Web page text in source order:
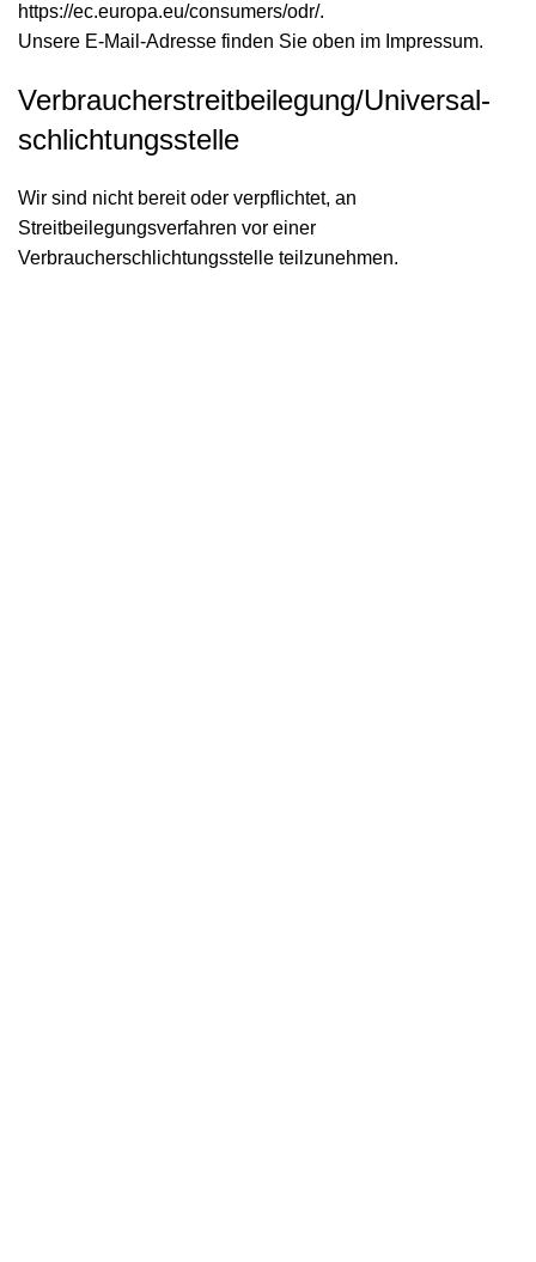
https://ec.europa.eu/consumers/odr/.
Unsere E-Mail-Adresse finden Sie oben im Impressum.
Verbraucher­streit­beilegung/Universal­
schlichtungs­stelle
Wir sind nicht bereit oder verpflichtet, an
Streitbeilegungsverfahren vor einer
Verbraucherschlichtungsstelle teilzunehmen.